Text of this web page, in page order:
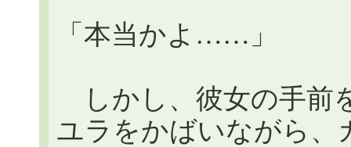
「本当かよ……」
しかし、彼女の手前
ユラをかばいながら、